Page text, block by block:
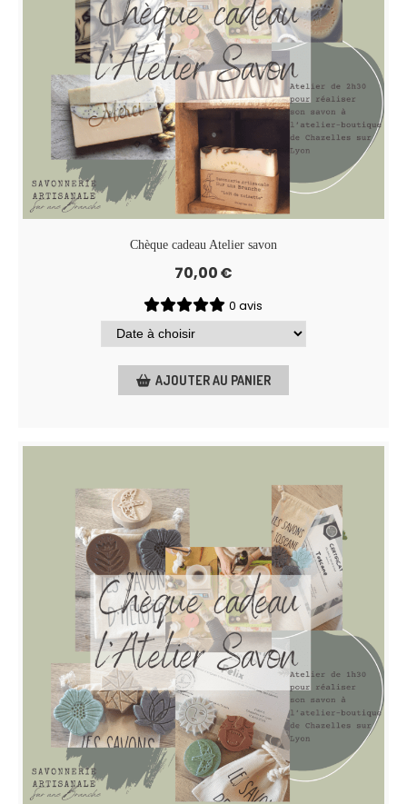
Chèque cadeau Atelier savon
70,00€
0 avis
AJOUTER AU PANIER